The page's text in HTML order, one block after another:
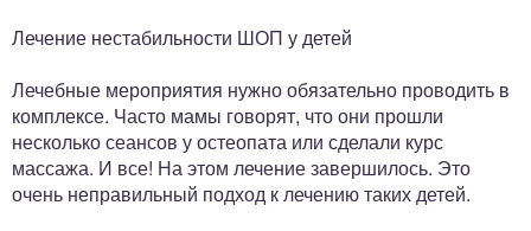
Лечение нестабильности ШОП у детей
Лечебные мероприятия нужно обязательно проводить в
комплексе. Часто мамы говорят, что они прошли
несколько сеансов у остеопата или сделали курс
массажа. И все! На этом лечение завершилось. Это
очень неправильный подход к лечению таких детей.